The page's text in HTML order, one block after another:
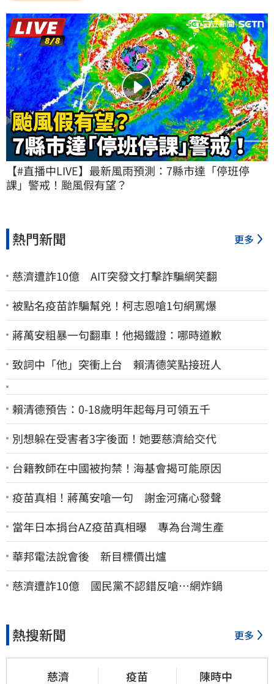
【#直播中LIVE】最新風雨預測：7縣市達「停班停
課」警戒！颱風假有望？
熱門新聞 更多
慈濟遭詐10億 AIT突發文打擊詐騙網笑翻
被點名疫苗詐騙幫兇！柯志恩嗆1句網罵爆
蔣萬安粗暴一句翻車！他揭鐵證：哪時道歉
致詞中「他」突衝上台 賴清德笑點接班人
賴清德預告：0-18歲明年起每月可領五千
別想躲在受害者3字後面！她要慈濟給交代
台籍教師在中國被拘禁！海基會揭可能原因
疫苗真相！蔣萬安嗆一句 謝金河痛心發聲
當年日本捐台AZ疫苗真相曝 專為台灣生產
華邦電法說會後 新目標價出爐
慈濟遭詐10億 國民黨不認錯反嗆⋯網炸鍋
熱搜新聞 更多
慈濟 疫苗 陳時中